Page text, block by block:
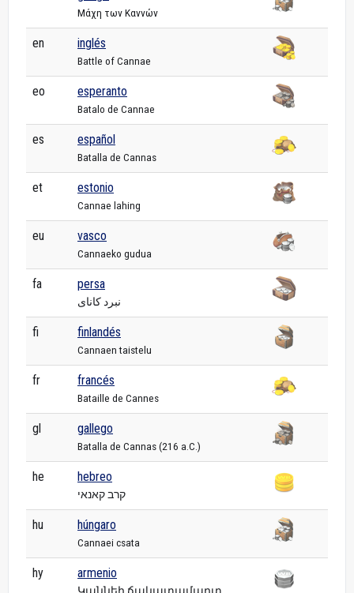
Μάχη των Καννών
en inglés
Battle of Cannae
eo esperanto
Batalo de Cannae
es español
Batalla de Cannas
et estonio
Cannae lahing
eu vasco
Cannaeko gudua
fa persa
نبرد کانای
fi finlandés
Cannaen taistelu
fr francés
Bataille de Cannes
gl gallego
Batalla de Cannas (216 a.C.)
he hebreo
קרב קאנאי
hu húngaro
Cannaei csata
hy armenio
Կաննեի ճակատամարտ